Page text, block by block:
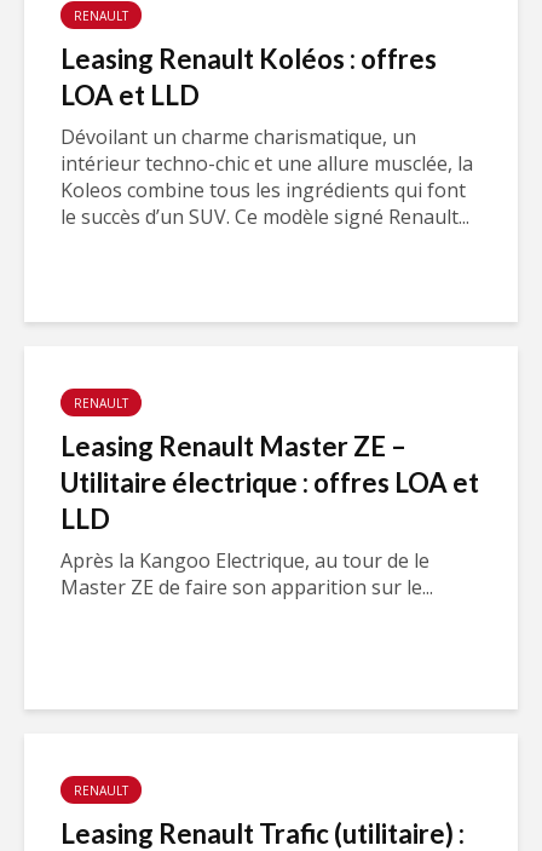
RENAULT
Leasing Renault Koléos : offres
LOA et LLD
Dévoilant un charme charismatique, un
intérieur techno-chic et une allure musclée, la
Koleos combine tous les ingrédients qui font
le succès d’un SUV. Ce modèle signé Renault...
RENAULT
Leasing Renault Master ZE –
Utilitaire électrique : offres LOA et
LLD
Après la Kangoo Electrique, au tour de le
Master ZE de faire son apparition sur le...
RENAULT
Leasing Renault Trafic (utilitaire) :